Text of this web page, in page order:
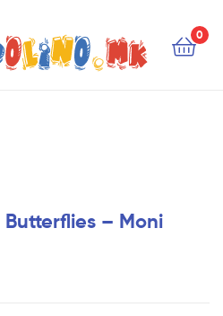
0
Butterflies – Moni